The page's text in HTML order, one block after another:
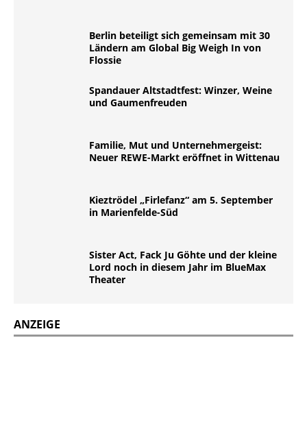
Berlin beteiligt sich gemeinsam mit 30
Ländern am Global Big Weigh In von
Flossie
Spandauer Altstadtfest: Winzer, Weine
und Gaumenfreuden
Familie, Mut und Unternehmergeist:
Neuer REWE-Markt eröffnet in Wittenau
Kieztrödel „Firlefanz“ am 5. September
in Marienfelde-Süd
Sister Act, Fack Ju Göhte und der kleine
Lord noch in diesem Jahr im BlueMax
Theater
ANZEIGE